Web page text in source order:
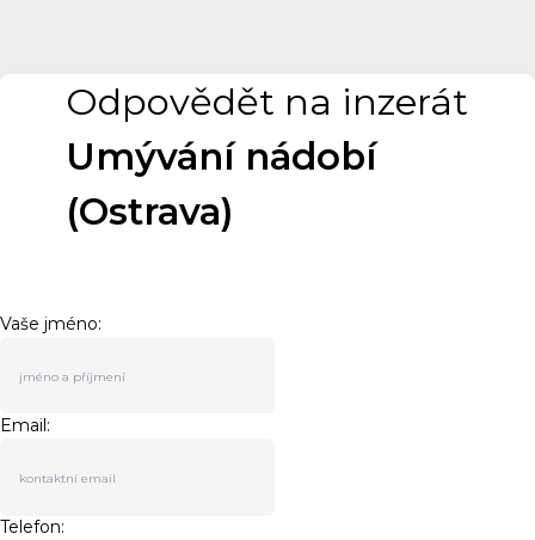
Odpovědět na inzerát
Umývání nádobí
(Ostrava)
Vaše jméno:
Email:
Telefon: